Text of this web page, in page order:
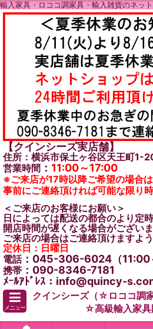
輸入家具・ロココ調家具・輸入雑貨のネッ
【クインシーズ実店舗】
住所：横浜市保土ヶ谷区天王町1-
営業時間 ： 11:00～17:00
※ご来店が17時以降ご希望の場合は
事前にご連絡頂ければ可能な限り時
＜ご来店のお客様にお願い＞
日によっては配送の都合のより定
開店時間が遅くなる場合がございま
ご来店の場合はご連絡頂けますよ
定休日：日曜日
電話：045-306-6024（11:00
携帯 ：090-8346-7181
ﾒｰﾙｱﾄﾞﾚｽ：info@quincy-
メニュー
クインシーズ（☆ロココ調
☆高級輸入家具